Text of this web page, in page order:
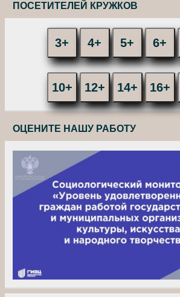
ПОСЕТИТЕЛЕЙ КРУЖКОВ
3+ 4+ 5+ 6+
10+ 12+ 14+ 16+
ОЦЕНИТЕ НАШУ РАБОТУ